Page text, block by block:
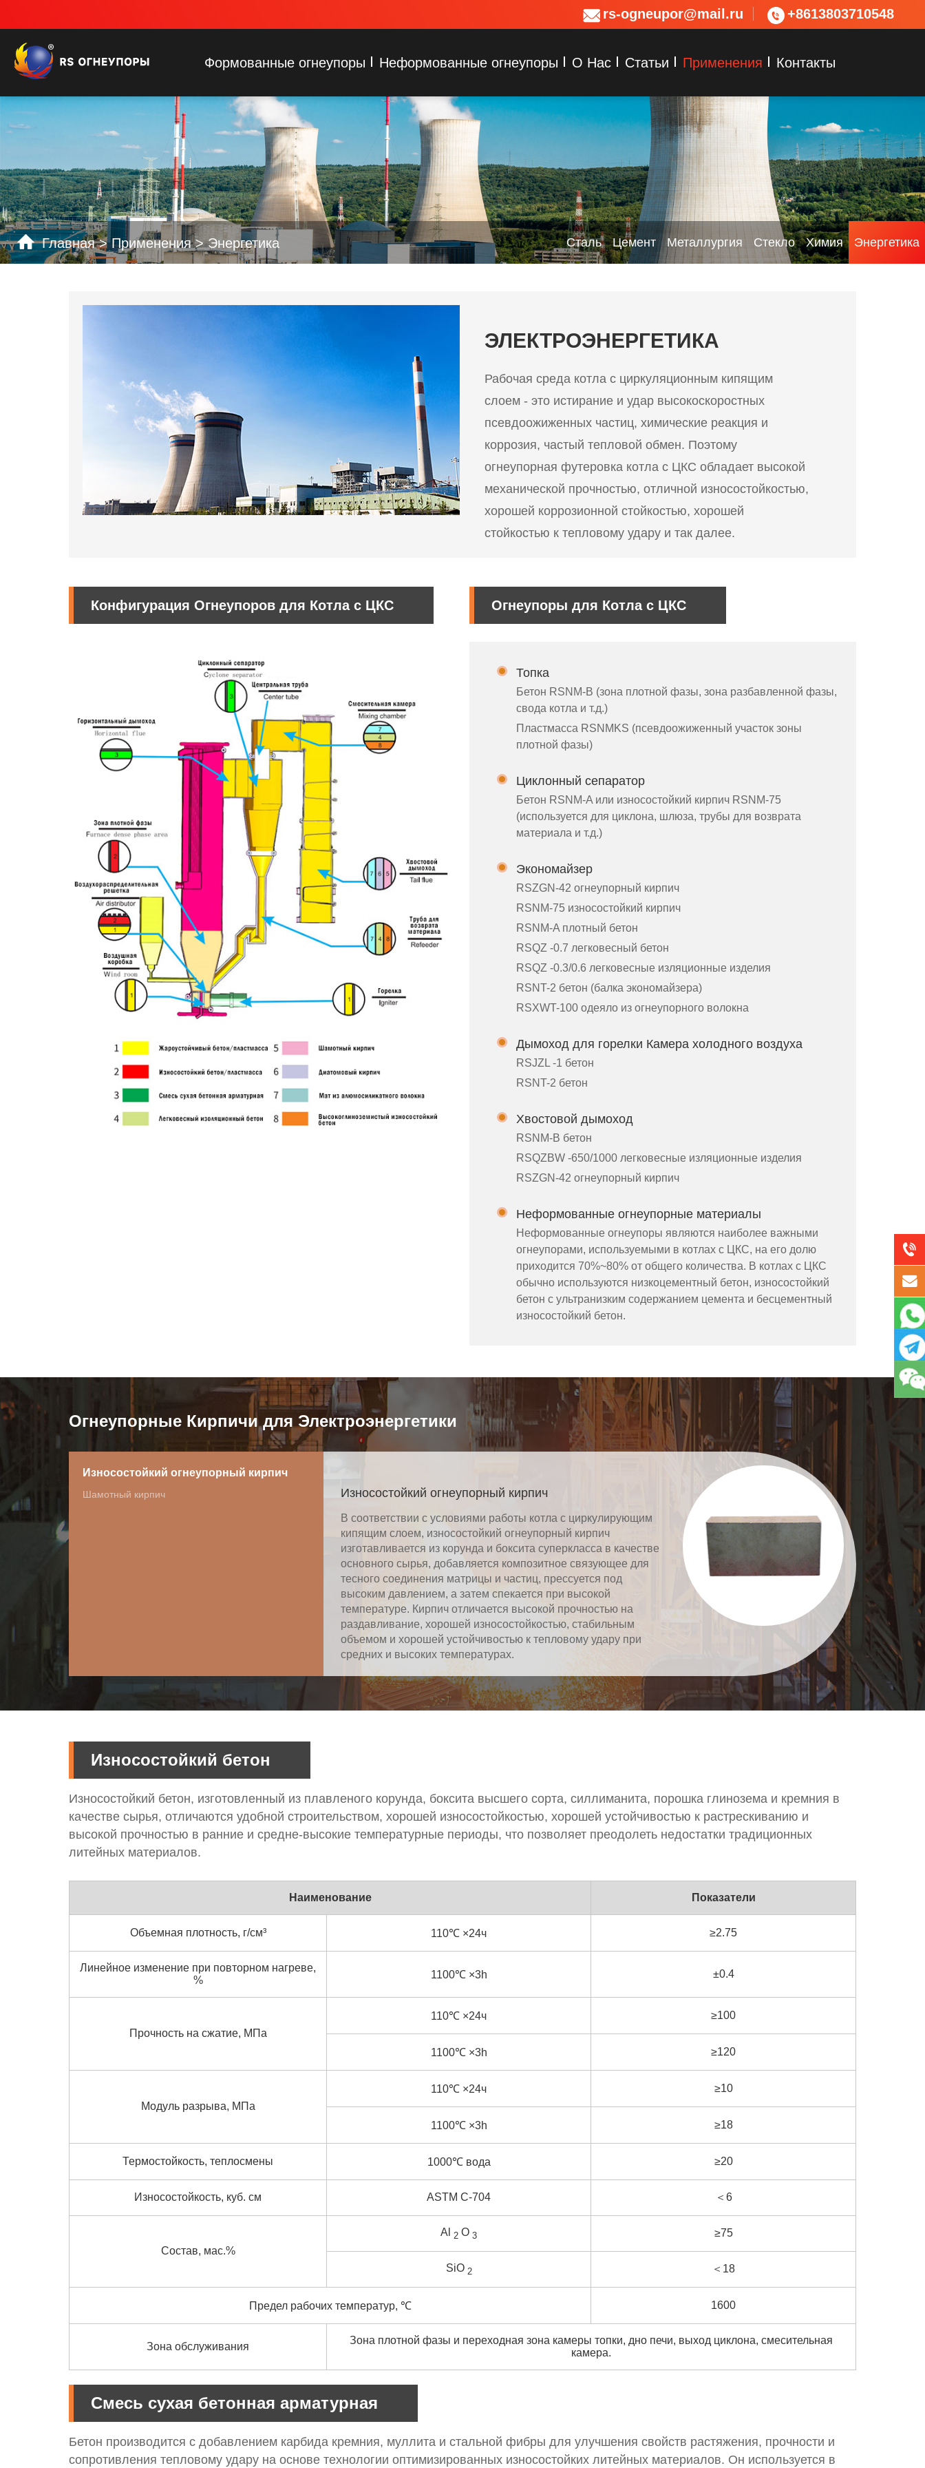
rs-ogneupor@mail.ru +8613803710548
Формованные огнеупоры Неформованные огнеупоры О Нас Статьи Применения Контакты
Главная>Применения>Энергетика Сталь Цемент Металлургия Стекло Химия Энергетика
ЭЛЕКТРОЭНЕРГЕТИКА
Рабочая среда котла с циркуляционным кипящим
слоем - это истирание и удар высокоскоростных
псевдоожиженных частиц, химические реакция и
коррозия, частый тепловой обмен. Поэтому
огнеупорная футеровка котла с ЦКС обладает высокой
механической прочностью, отличной износостойкостью,
хорошей коррозионной стойкостью, хорошей
стойкостью к тепловому удару и так далее.
Конфигурация Огнеупоров для Котла с ЦКС Огнеупоры для Котла с ЦКС
Топка
Бетон RSNM-B (зона плотной фазы, зона разбавленной фазы,
свода котла и т.д.)
Пластмасса RSNMKS (псевдоожиженный участок зоны
плотной фазы)
Циклонный сепаратор
Бетон RSNM-A или износостойкий кирпич RSNM-75
(используется для циклона, шлюза, трубы для возврата
материала и т.д.)
Экономайзер
RSZGN-42 огнеупорный кирпич
RSNM-75 износостойкий кирпич
RSNM-A плотный бетон
RSQZ -0.7 легковесный бетон
RSQZ -0.3/0.6 легковесные изляционные изделия
RSNT-2 бетон (балка экономайзера)
RSXWT-100 одеяло из огнеупорного волокна
Дымоход для горелки Камера холодного воздуха
RSJZL -1 бетон
RSNT-2 бетон
Хвостовой дымоход
RSNM-B бетон
RSQZBW -650/1000 легковесные изляционные изделия
RSZGN-42 огнеупорный кирпич
Неформованные огнеупорные материалы
Неформованные огнеупоры являются наиболее важными
огнеупорами, используемыми в котлах с ЦКС, на его долю
приходится 70%~80% от общего количества. В котлах с ЦКС
обычно используются низкоцементный бетон, износостойкий
бетон с ультранизким содержанием цемента и бесцементный
износостойкий бетон.
Огнеупорные Кирпичи для Электроэнергетики
Износостойкий огнеупорный кирпич
Шамотный кирпич Износостойкий огнеупорный кирпич
В соответствии с условиями работы котла с циркулирующим
кипящим слоем, износостойкий огнеупорный кирпич
изготавливается из корунда и боксита суперкласса в качестве
основного сырья, добавляется композитное связующее для
тесного соединения матрицы и частиц, прессуется под
высоким давлением, а затем спекается при высокой
температуре. Кирпич отличается высокой прочностью на
раздавливание, хорошей износостойкостью, стабильным
объемом и хорошей устойчивостью к тепловому удару при
средних и высоких температурах.
Износостойкий бетон
Износостойкий бетон, изготовленный из плавленого корунда, боксита высшего сорта, силлиманита, порошка глинозема и кремния в
качестве сырья, отличаются удобной строительством, хорошей износостойкостью, хорошей устойчивостью к растрескиванию и
высокой прочностью в ранние и средне-высокие температурные периоды, что позволяет преодолеть недостатки традиционных
литейных материалов.
Наименование Показатели
Объемная плотность, г/см³ 110℃ ×24ч ≥2.75
Линейное изменение при повторном нагреве,
%
1100℃ ×3h ±0.4
Прочность на сжатие, МПа
110℃ ×24ч ≥100
1100℃ ×3h ≥120
Модуль разрыва, МПа
110℃ ×24ч ≥10
1100℃ ×3h ≥18
Термостойкость, теплосмены 1000℃ вода ≥20
Износостойкость, куб. см ASTM C-704 ＜6
Состав, мас.%
Al 2 O 3 ≥75
SiO 2 ＜18
Предел рабочих температур, ℃ 1600
Зона обслуживания
Зона плотной фазы и переходная зона камеры топки, дно печи, выход циклона, смесительная
камера.
Смесь сухая бетонная арматурная
Бетон производится с добавлением карбида кремния, муллита и стальной фибры для улучшения свойств растяжения, прочности и
сопротивления тепловому удару на основе технологии оптимизированных износостойких литейных материалов. Он используется в